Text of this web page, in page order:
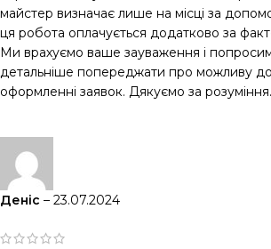
майстер визначає лише на місці за
ця робота оплачується додатково за
Ми врахуємо ваше зауваження і
детальніше попереджати про можливу
оформленні заявок. Дякуємо за розуміння.
Деніс – 23.07.2024